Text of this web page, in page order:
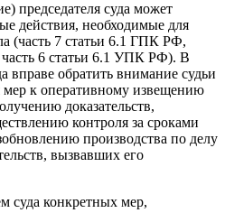
председателя суда может
действия, необходимые для
(часть 7 статьи 6.1 ГПК РФ,
6 статьи 6.1 УПК РФ). В
вправе обратить внимание судьи
мер к оперативному извещению
доказательств,
контроля за сроками
производства по делу
вызвавших его
суда конкретных мер,